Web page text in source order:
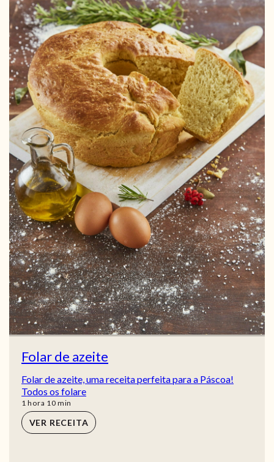
Folar de azeite
Folar de azeite, uma receita perfeita para a Páscoa!
Todos os folare
1 hora
hora 10min
min
VER RECEITA